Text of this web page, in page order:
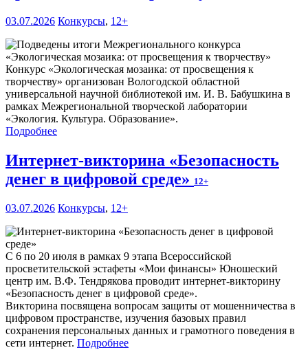
03.07.2026 Конкурсы, 12+
Конкурс «Экологическая мозаика: от просвещения к
творчеству» организован Вологодской областной
универсальной научной библиотекой им. И. В. Бабушкина в
рамках Межрегиональной творческой лаборатории
«Экология. Культура. Образование».
Подробнее
Интернет-викторина «Безопасность
денег в цифровой среде» 12+
03.07.2026 Конкурсы, 12+
С 6 по 20 июля в рамках 9 этапа Всероссийской
просветительской эстафеты «Мои финансы» Юношеский
центр им. В.Ф. Тендрякова проводит интернет-викторину
«Безопасность денег в цифровой среде».
Викторина посвящена вопросам защиты от мошенничества в
цифровом пространстве, изучения базовых правил
сохранения персональных данных и грамотного поведения в
сети интернет. Подробнее